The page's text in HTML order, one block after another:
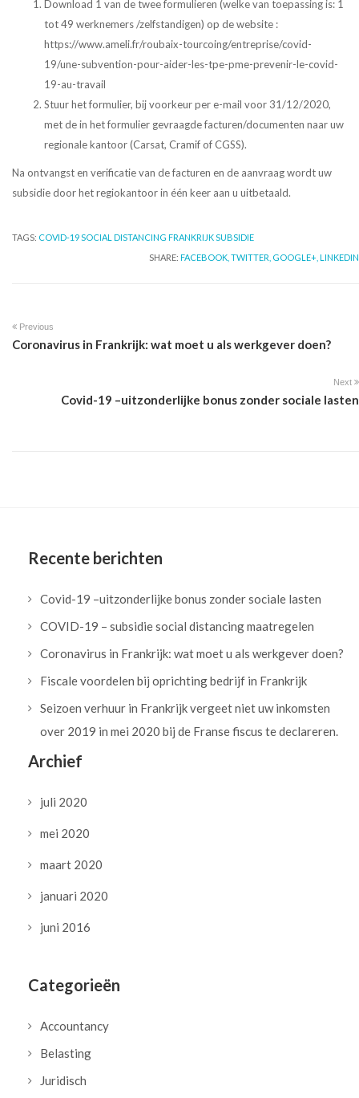
Download 1 van de twee formulieren (welke van toepassing is: 1
tot 49 werknemers /zelfstandigen) op de website :
https://www.ameli.fr/roubaix-tourcoing/entreprise/covid-
19/une-subvention-pour-aider-les-tpe-pme-prevenir-le-covid-
19-au-travail
Stuur het formulier, bij voorkeur per e-mail voor 31/12/2020,
met de in het formulier gevraagde facturen/documenten naar uw
regionale kantoor (Carsat, Cramif of CGSS).
Na ontvangst en verificatie van de facturen en de aanvraag wordt uw
subsidie ​​door het regiokantoor in één keer aan u uitbetaald.
TAGS: COVID-19SOCIAL DISTANCING FRANKRIJKSUBSIDIE
SHARE: FACEBOOK, TWITTER, GOOGLE+, LINKEDIN
Previous
Coronavirus in Frankrijk: wat moet u als werkgever doen?
Next
Covid-19 –uitzonderlijke bonus zonder sociale lasten
Recente berichten
Covid-19 –uitzonderlijke bonus zonder sociale lasten
COVID-19 – subsidie social distancing maatregelen
Coronavirus in Frankrijk: wat moet u als werkgever doen?
Fiscale voordelen bij oprichting bedrijf in Frankrijk
Seizoen verhuur in Frankrijk vergeet niet uw inkomsten
over 2019 in mei 2020 bij de Franse fiscus te declareren.
Archief
juli 2020
mei 2020
maart 2020
januari 2020
juni 2016
Categorieën
Accountancy
Belasting
Juridisch